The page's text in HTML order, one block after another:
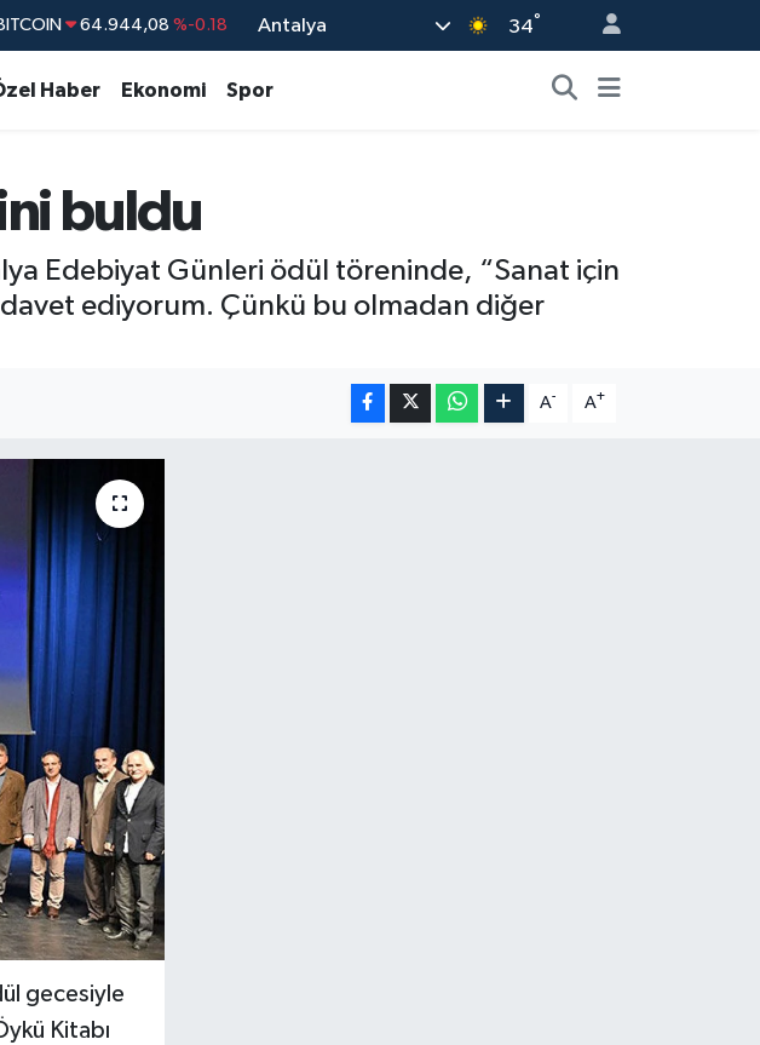
64.944,08 %-0.18
ALTIN 6660.55 %0.03
Antalya 34°
Haber Ekonomi Spor
buldu
Edebiyat Günleri ödül töreninde, “Sanat için
ediyorum. Çünkü bu olmadan diğer
A- A+
gecesiyle
Kitabı